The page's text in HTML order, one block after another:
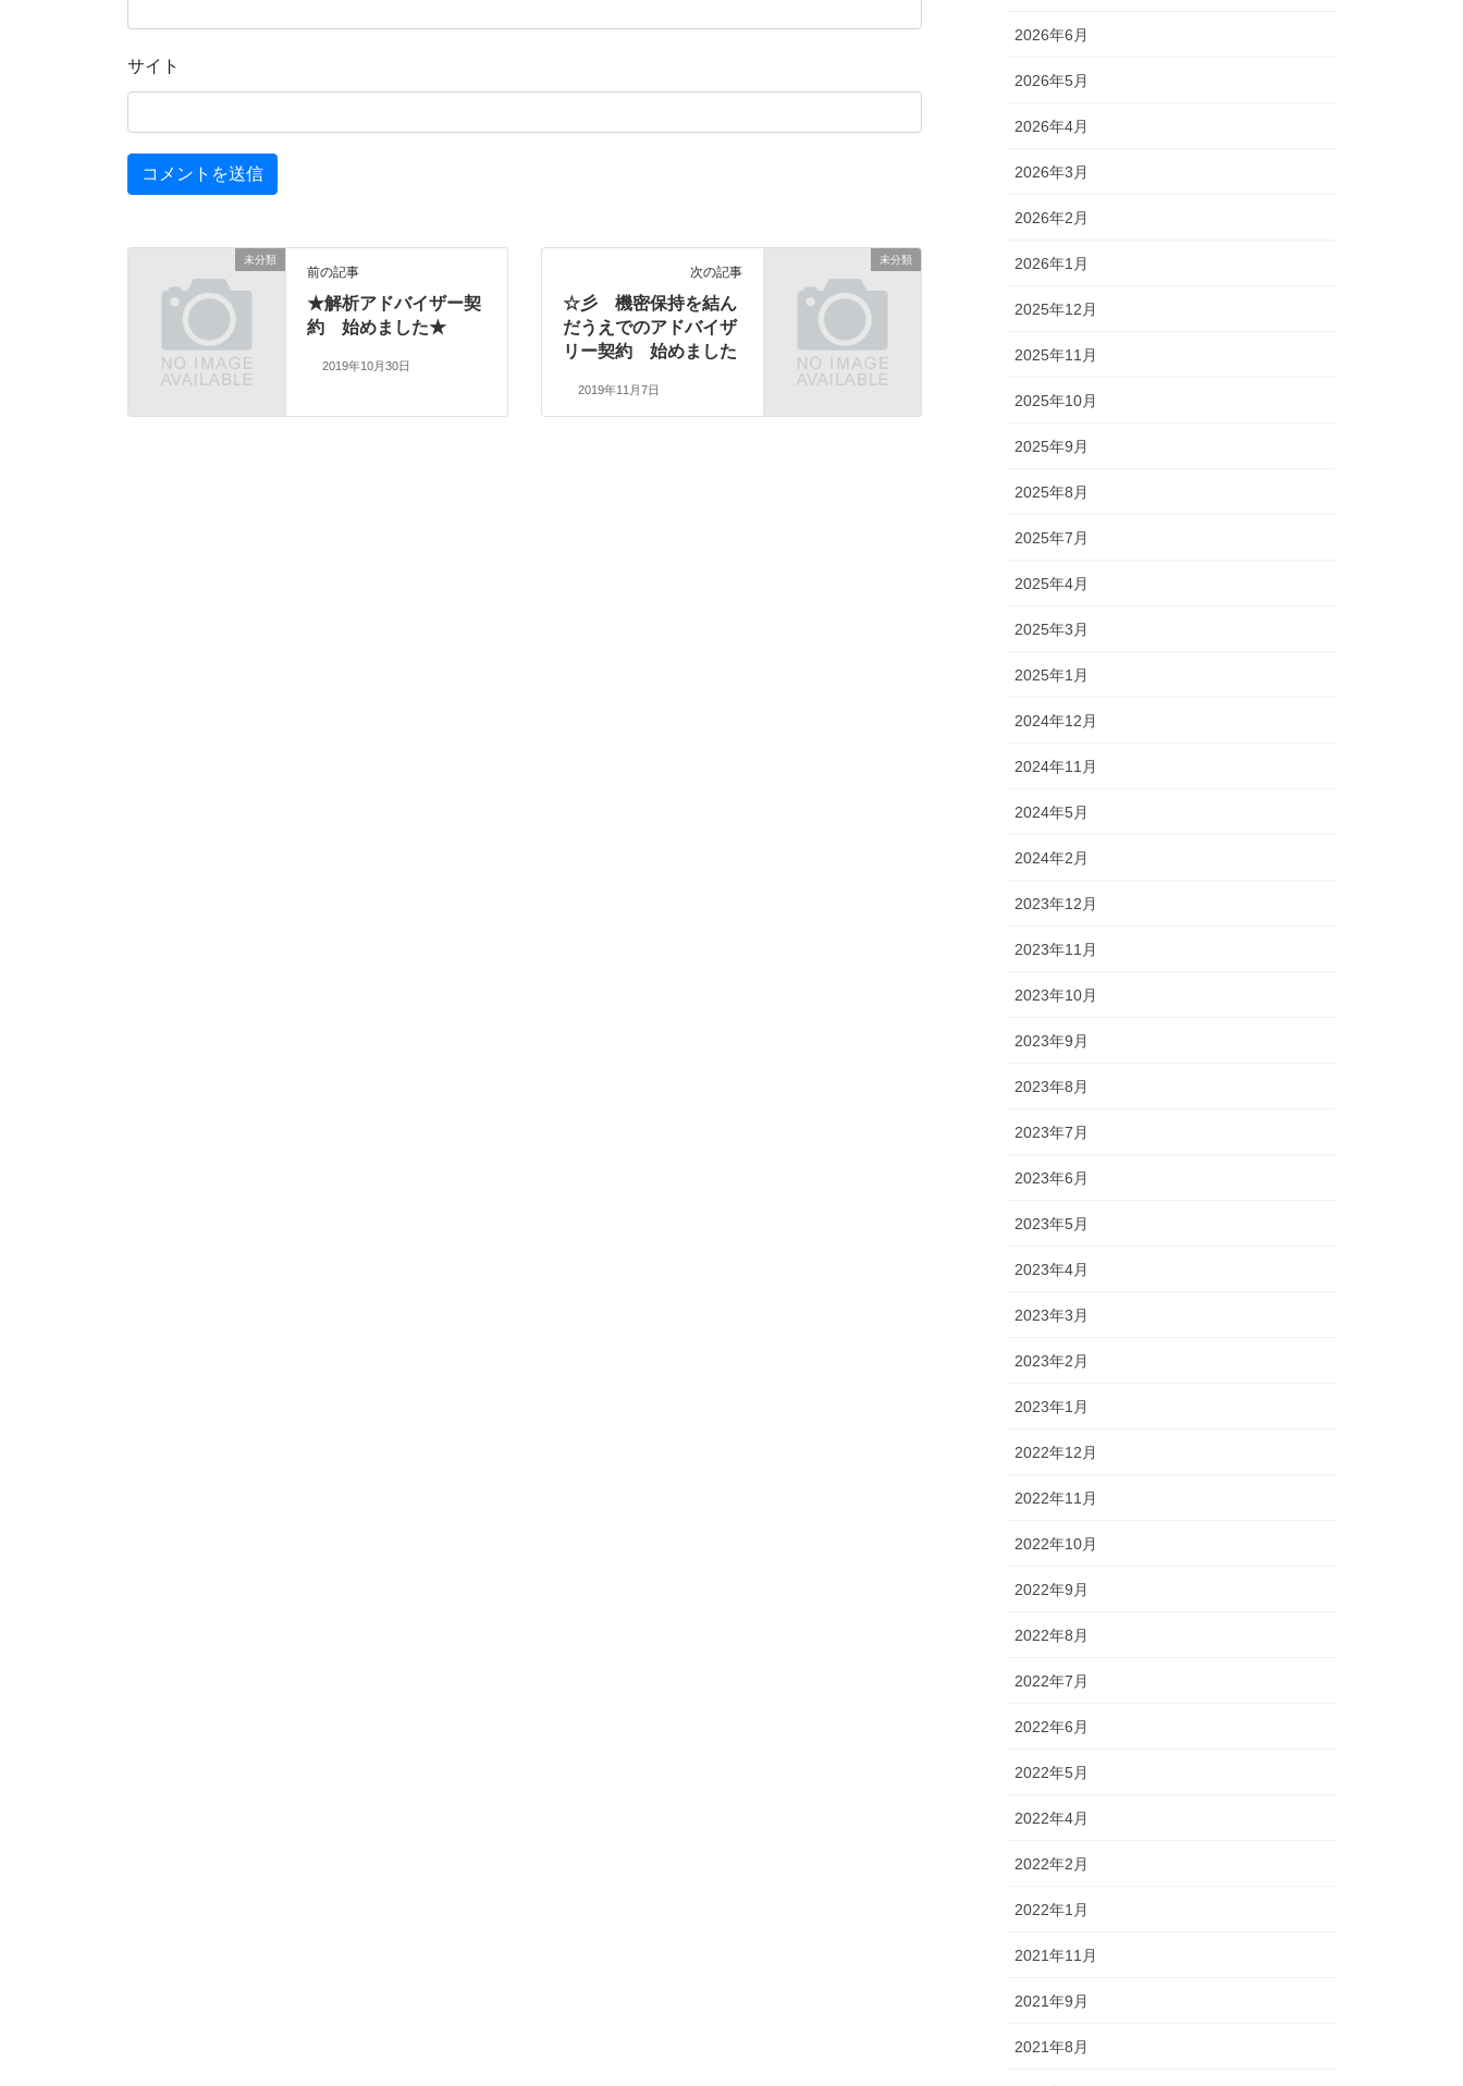
サイト
未分類
前の記事
★解析アドバイザー契
約 始めました★
2019年10月30日
未分類
次の記事
☆彡 機密保持を結ん
だうえでのアドバイザ
リー契約 始めました
2019年11月7日
2026年6月
2026年5月
2026年4月
2026年3月
2026年2月
2026年1月
2025年12月
2025年11月
2025年10月
2025年9月
2025年8月
2025年7月
2025年4月
2025年3月
2025年1月
2024年12月
2024年11月
2024年5月
2024年2月
2023年12月
2023年11月
2023年10月
2023年9月
2023年8月
2023年7月
2023年6月
2023年5月
2023年4月
2023年3月
2023年2月
2023年1月
2022年12月
2022年11月
2022年10月
2022年9月
2022年8月
2022年7月
2022年6月
2022年5月
2022年4月
2022年2月
2022年1月
2021年11月
2021年9月
2021年8月